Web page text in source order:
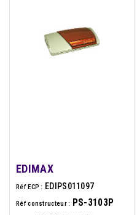
EDIMAX
Réf ECP : EDIPS011097
Réf constructeur : PS-3103P